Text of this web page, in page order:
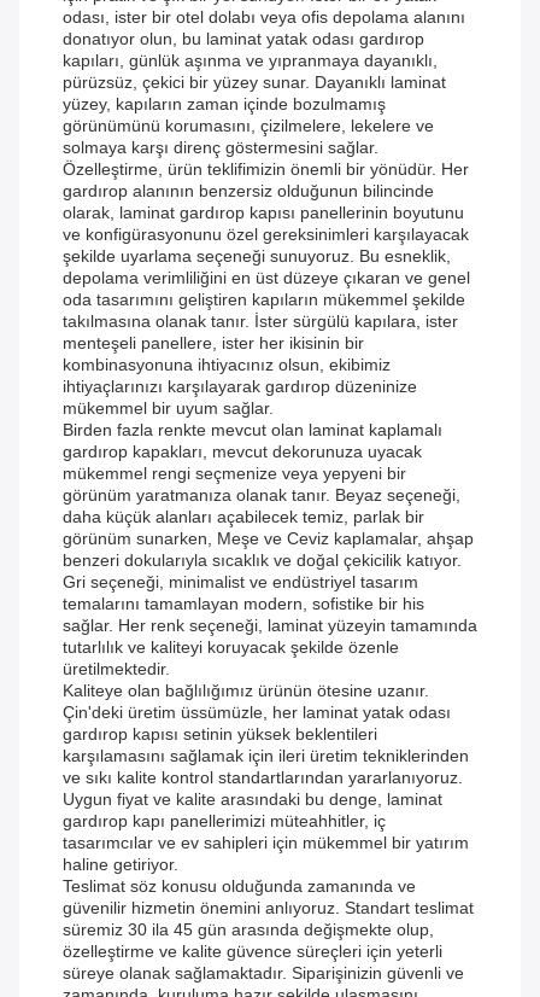
odası, ister bir otel dolabı veya ofis depolama alanını
donatıyor olun, bu laminat yatak odası gardırop
kapıları, günlük aşınma ve yıpranmaya dayanıklı,
pürüzsüz, çekici bir yüzey sunar. Dayanıklı laminat
yüzey, kapıların zaman içinde bozulmamış
görünümünü korumasını, çizilmelere, lekelere ve
solmaya karşı direnç göstermesini sağlar.
Özelleştirme, ürün teklifimizin önemli bir yönüdür. Her
gardırop alanının benzersiz olduğunun bilincinde
olarak, laminat gardırop kapısı panellerinin boyutunu
ve konfigürasyonunu özel gereksinimleri karşılayacak
şekilde uyarlama seçeneği sunuyoruz. Bu esneklik,
depolama verimliliğini en üst düzeye çıkaran ve genel
oda tasarımını geliştiren kapıların mükemmel şekilde
takılmasına olanak tanır. İster sürgülü kapılara, ister
menteşeli panellere, ister her ikisinin bir
kombinasyonuna ihtiyacınız olsun, ekibimiz
ihtiyaçlarınızı karşılayarak gardırop düzeninize
mükemmel bir uyum sağlar.
Birden fazla renkte mevcut olan laminat kaplamalı
gardırop kapakları, mevcut dekorunuza uyacak
mükemmel rengi seçmenize veya yepyeni bir
görünüm yaratmanıza olanak tanır. Beyaz seçeneği,
daha küçük alanları açabilecek temiz, parlak bir
görünüm sunarken, Meşe ve Ceviz kaplamalar, ahşap
benzeri dokularıyla sıcaklık ve doğal çekicilik katıyor.
Gri seçeneği, minimalist ve endüstriyel tasarım
temalarını tamamlayan modern, sofistike bir his
sağlar. Her renk seçeneği, laminat yüzeyin tamamında
tutarlılık ve kaliteyi koruyacak şekilde özenle
üretilmektedir.
Kaliteye olan bağlılığımız ürünün ötesine uzanır.
Çin'deki üretim üssümüzle, her laminat yatak odası
gardırop kapısı setinin yüksek beklentileri
karşılamasını sağlamak için ileri üretim tekniklerinden
ve sıkı kalite kontrol standartlarından yararlanıyoruz.
Uygun fiyat ve kalite arasındaki bu denge, laminat
gardırop kapı panellerimizi müteahhitler, iç
tasarımcılar ve ev sahipleri için mükemmel bir yatırım
haline getiriyor.
Teslimat söz konusu olduğunda zamanında ve
güvenilir hizmetin önemini anlıyoruz. Standart teslimat
süremiz 30 ila 45 gün arasında değişmekte olup,
özelleştirme ve kalite güvence süreçleri için yeterli
süreye olanak sağlamaktadır. Siparişinizin güvenli ve